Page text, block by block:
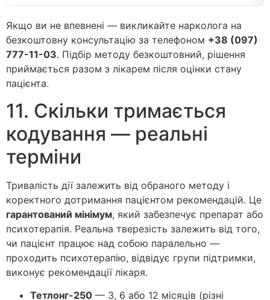
Якщо ви не впевнені — викликайте нарколога на
безкоштовну консультацію за телефоном +38 (097)
777-11-03. Підбір методу безкоштовний, рішення
приймається разом з лікарем після оцінки стану
пацієнта.
11. Скільки тримається
кодування — реальні
терміни
Тривалість дії залежить від обраного методу і
коректного дотримання пацієнтом рекомендацій. Це
гарантований мінімум, який забезпечує препарат або
психотерапія. Реальна тверезість залежить від того,
чи пацієнт працює над собою паралельно —
проходить психотерапію, відвідує групи підтримки,
виконує рекомендації лікаря.
Тетлонг-250 — 3, 6 або 12 місяців (різні